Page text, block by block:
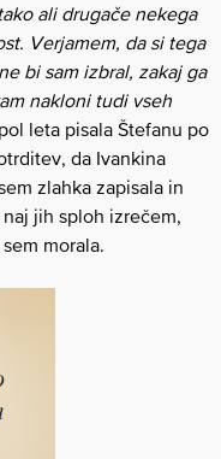
ali drugače nekega
Verjamem, da si tega
bi sam izbral, zakaj ga
nakloni tudi vseh
leta pisala Štefanu po
da Ivankina
zlahka zapisala in
jih sploh izrečem,
morala.